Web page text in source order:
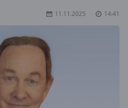
11.11.2025 14:41